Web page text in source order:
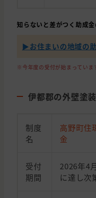
知らないと差がつく助成
▶︎お住まいの地域の
※今年度の受付が始まっていま
伊都郡の外壁塗
制度
名
高野町住
金
受付
期間
2026年4
に達し次